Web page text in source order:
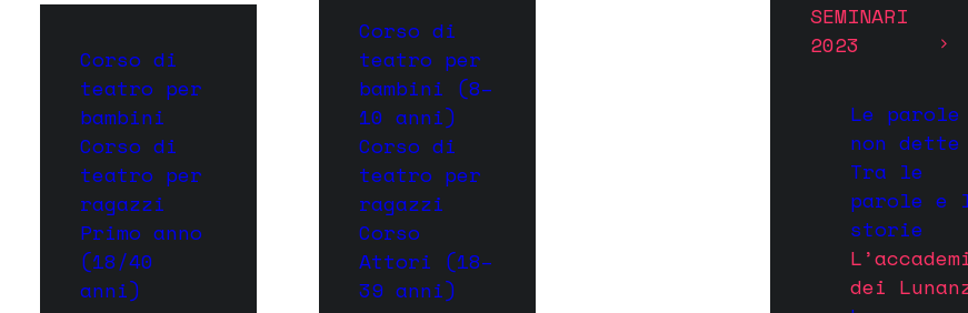
Corso di
teatro per
bambini
Corso di
teatro per
ragazzi
Primo anno
(18/40
anni)
Corso di
teatro per
bambini (8–
10 anni)
Corso di
teatro per
ragazzi
Corso
Attori (18–
39 anni)
SEMINARI
2023
Le parole
non dette
Tra le
parole e
storie
dei